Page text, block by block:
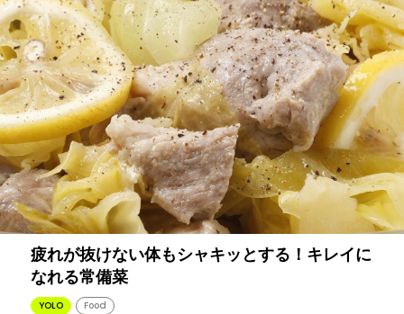
疲れが抜けない体もシャキッとする！キレイに
なれる常備菜
YOLO Food